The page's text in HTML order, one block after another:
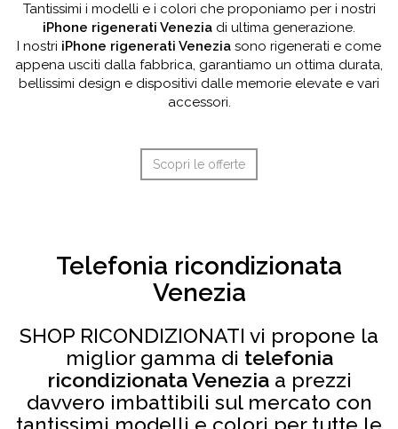
Tantissimi i modelli e i colori che proponiamo per i nostri
iPhone rigenerati Venezia di ultima generazione.
I nostri iPhone rigenerati Venezia sono rigenerati e come
appena usciti dalla fabbrica, garantiamo un ottima durata,
bellissimi design e dispositivi dalle memorie elevate e vari
accessori.
Scopri le offerte
Telefonia ricondizionata
Venezia
SHOP RICONDIZIONATI vi propone la
miglior gamma di telefonia
ricondizionata Veneziaa prezzi
davvero imbattibili sul mercato con
tantissimi modelli e colori per tutte le